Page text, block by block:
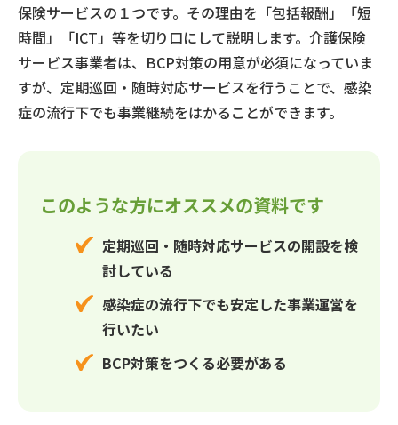
保険サービスの１つです。その理由を「包括報酬」「短
時間」「ICT」等を切り口にして説明します。介護保険
サービス事業者は、BCP対策の用意が必須になっていま
すが、定期巡回・随時対応サービスを行うことで、感染
症の流行下でも事業継続をはかることができます。
このような方にオススメの資料です
定期巡回・随時対応サービスの開設を検
討している
感染症の流行下でも安定した事業運営を
行いたい
BCP対策をつくる必要がある